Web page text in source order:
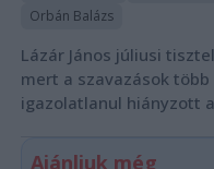
Orbán Balázs
Lázár János júliusi
mert a szavazások
igazolatlanul hiányzott
Ajánljuk még